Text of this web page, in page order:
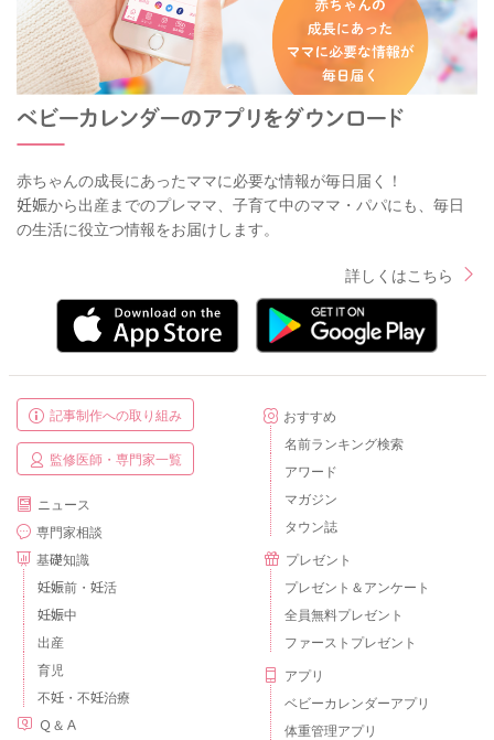
赤ちゃんの成長にあったママに必要な情報が毎日届く！
妊娠から出産までのプレママ、子育て中のママ・パパにも、毎日
の生活に役立つ情報をお届けします。
詳しくはこちら
記事制作への取り組み
監修医師・専門家一覧
ニュース
専門家相談
基礎知識
妊娠前・妊活
妊娠中
出産
育児
不妊・不妊治療
Ｑ＆Ａ
おすすめ
名前ランキング検索
アワード
マガジン
タウン誌
プレゼント
プレゼント＆アンケート
全員無料プレゼント
ファーストプレゼント
アプリ
ベビーカレンダーアプリ
体重管理アプリ